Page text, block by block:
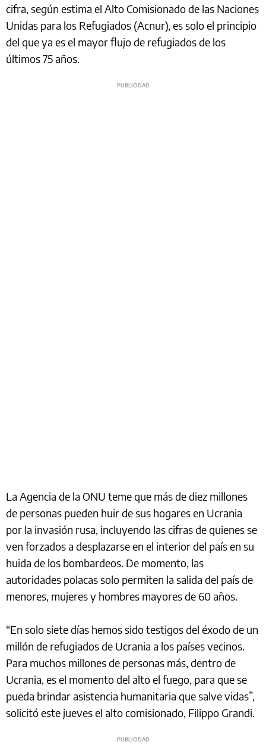
cifra, según estima el Alto Comisionado de las Naciones
Unidas para los Refugiados (Acnur), es solo el principio
del que ya es el mayor flujo de refugiados de los
últimos 75 años.
La Agencia de la ONU teme que más de diez millones
de personas pueden huir de sus hogares en Ucrania
por la invasión rusa, incluyendo las cifras de quienes se
ven forzados a desplazarse en el interior del país en su
huida de los bombardeos. De momento, las
autoridades polacas solo permiten la salida del país de
menores, mujeres y hombres mayores de 60 años.
“En solo siete días hemos sido testigos del éxodo de un
millón de refugiados de Ucrania a los países vecinos.
Para muchos millones de personas más, dentro de
Ucrania, es el momento del alto el fuego, para que se
pueda brindar asistencia humanitaria que salve vidas”,
solicitó este jueves el alto comisionado, Filippo Grandi.